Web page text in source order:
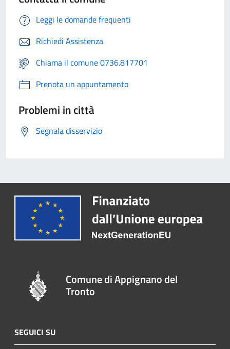
Leggi le domande frequenti
Richiedi Assistenza
Chiama il comune 0736.817701
Prenota un appuntamento
Problemi in città
Segnala disservizio
Comune di Appignano del
Tronto
SEGUICI SU